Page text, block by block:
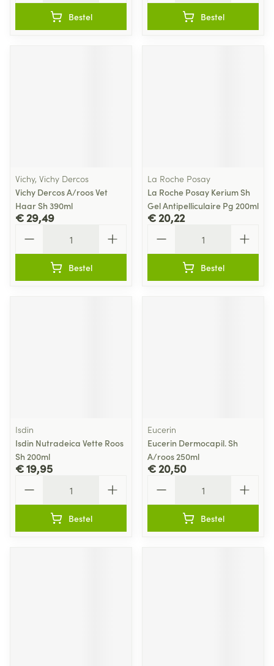
Bestel Bestel
Vichy, Vichy Dercos
Vichy Dercos A/roos Vet
Haar Sh 390ml
€ 29,49
Bestel
La Roche Posay
La Roche Posay Kerium Sh
Gel Antipelliculaire Pg 200ml
€ 20,22
Bestel
Isdin
Isdin Nutradeica Vette Roos
Sh 200ml
€ 19,95
Bestel
Eucerin
Eucerin Dermocapil. Sh
A/roos 250ml
€ 20,50
Bestel